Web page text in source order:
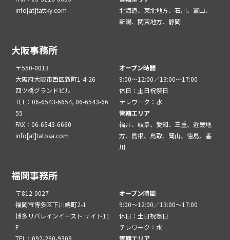
info[at]tattky.com
北海道、東北地方、石川、富山、
新潟、関東地方、静岡
大阪事務所
〒550-0013
大阪府大阪市西区新町1-4-26
四ツ橋グランドビル
TEL：06-6543-6654, 06-6543-66
55
FAX：06-6543-6660
info[at]tatosa.com
オープン時間
9:00～12:00／13:00～17:00
休日：土日祝祭日
テレワーク：水
管轄エリア
福井、岐阜、愛知、三重、近畿地
方、島根、鳥取、岡山、徳島、香
川
福岡事務所
〒812-0027
福岡市博多区下川端町2-1
博多リバレインイースト サイト11
F
オープン時間
9:00～12:00／13:00～17:00
休日：土日祝祭日
テレワーク：水